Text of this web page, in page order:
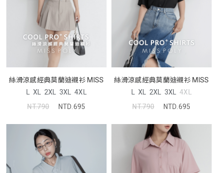
絲滑涼感經典莫蘭迪襯衫 MISS
L XL 2XL 3XL 4XL
NT.790
NTD.695
絲滑涼感經典莫蘭迪襯衫 MISS
L XL 2XL 3XL 4XL
NT.790
NTD.695